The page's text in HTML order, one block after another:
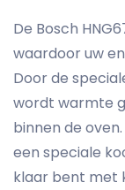
De Bosch
waardoor uw
Door de
wordt warmte
binnen de
een speciale
klaar bent met